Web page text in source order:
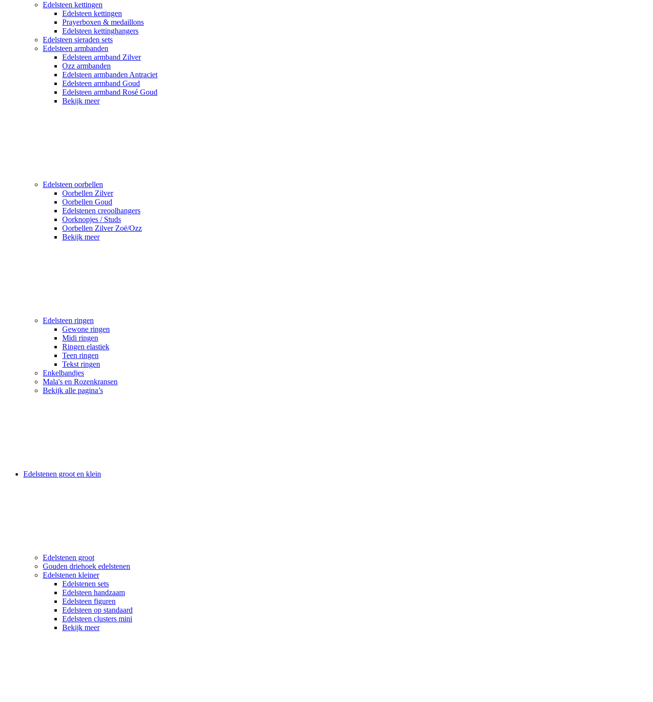
Edelsteen kettingen
Edelsteen kettingen
Prayerboxen & medaillons
Edelsteen kettinghangers
Edelsteen sieraden sets
Edelsteen armbanden
Edelsteen armband Zilver
Ozz armbanden
Edelsteen armbanden Antraciet
Edelsteen armband Goud
Edelsteen armband Rosé Goud
Bekijk meer
Edelsteen oorbellen
Oorbellen Zilver
Oorbellen Goud
Edelstenen creoolhangers
Oorknopjes / Studs
Oorbellen Zilver Zoë/Ozz
Bekijk meer
Edelsteen ringen
Gewone ringen
Midi ringen
Ringen elastiek
Teen ringen
Tekst ringen
Enkelbandjes
Mala's en Rozenkransen
Bekijk alle pagina’s
Edelstenen groot en klein
Edelstenen groot
Gouden driehoek edelstenen
Edelstenen kleiner
Edelstenen sets
Edelsteen handzaam
Edelsteen figuren
Edelsteen op standaard
Edelsteen clusters mini
Bekijk meer